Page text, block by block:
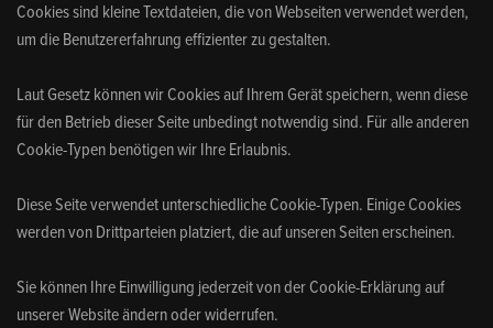
Cookies sind kleine Textdateien, die von Webseiten verwendet werden,
um die Benutzererfahrung effizienter zu gestalten.
Laut Gesetz können wir Cookies auf Ihrem Gerät speichern, wenn diese
für den Betrieb dieser Seite unbedingt notwendig sind. Für alle anderen
Cookie-Typen benötigen wir Ihre Erlaubnis.
Diese Seite verwendet unterschiedliche Cookie-Typen. Einige Cookies
werden von Drittparteien platziert, die auf unseren Seiten erscheinen.
Sie können Ihre Einwilligung jederzeit von der Cookie-Erklärung auf
unserer Website ändern oder widerrufen.